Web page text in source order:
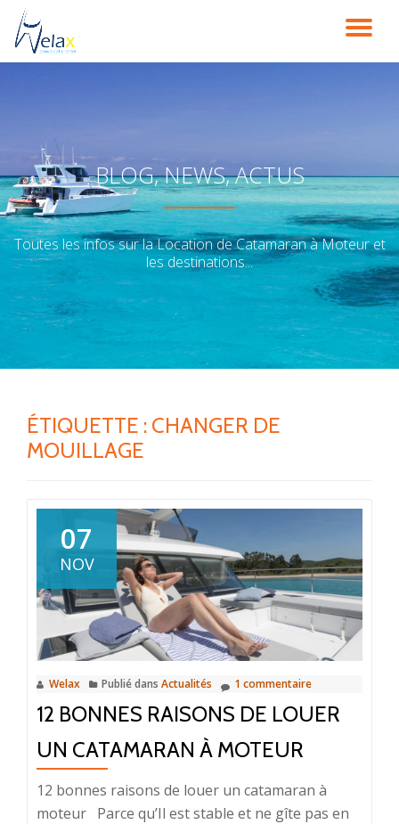
Aller
au
BLOG, NEWS, ACTUS
Toutes les infos sur la Location de Catamaran à Moteur et
les destinations...
ÉTIQUETTE : CHANGER DE
MOUILLAGE
07
NOV
Welax Publié dans Actualités 1 commentaire
12 BONNES RAISONS DE LOUER
UN CATAMARAN À MOTEUR
12 bonnes raisons de louer un catamaran à
moteur Parce qu’Il est stable et ne gîte pas en